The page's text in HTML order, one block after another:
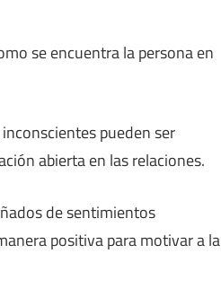
se encuentra la persona en
pueden ser
abierta en las relaciones.
de sentimientos
positiva para motivar a la